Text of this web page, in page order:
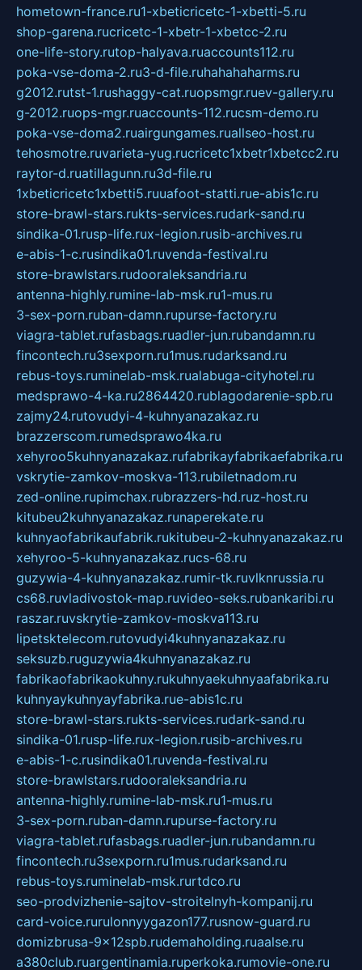
hometown-france.ru1-xbeticricetc-1-xbetti-5.ru
shop-garena.rucricetc-1-xbetr-1-xbetcc-2.ru
one-life-story.rutop-halyava.ruaccounts112.ru
poka-vse-doma-2.ru3-d-file.ruhahahaharms.ru
g2012.rutst-1.rushaggy-cat.ruopsmgr.ruev-gallery.ru
g-2012.ruops-mgr.ruaccounts-112.rucsm-demo.ru
poka-vse-doma2.ruairgungames.ruallseo-host.ru
tehosmotre.ruvarieta-yug.rucricetc1xbetr1xbetcc2.ru
raytor-d.ruatillagunn.ru3d-file.ru
1xbeticricetc1xbetti5.ruuafoot-statti.rue-abis1c.ru
store-brawl-stars.rukts-services.rudark-sand.ru
sindika-01.rusp-life.rux-legion.rusib-archives.ru
e-abis-1-c.rusindika01.ruvenda-festival.ru
store-brawlstars.rudooraleksandria.ru
antenna-highly.rumine-lab-msk.ru1-mus.ru
3-sex-porn.ruban-damn.rupurse-factory.ru
viagra-tablet.rufasbags.ruadler-jun.rubandamn.ru
fincontech.ru3sexporn.ru1mus.rudarksand.ru
rebus-toys.ruminelab-msk.rualabuga-cityhotel.ru
medsprawo-4-ka.ru2864420.rublagodarenie-spb.ru
zajmy24.rutovudyi-4-kuhnyanazakaz.ru
brazzerscom.rumedsprawo4ka.ru
xehyroo5kuhnyanazakaz.rufabrikayfabrikaefabrika.ru
vskrytie-zamkov-moskva-113.rubiletnadom.ru
zed-online.rupimchax.rubrazzers-hd.ruz-host.ru
kitubeu2kuhnyanazakaz.runaperekate.ru
kuhnyaofabrikaufabrik.rukitubeu-2-kuhnyanazakaz.ru
xehyroo-5-kuhnyanazakaz.rucs-68.ru
guzywia-4-kuhnyanazakaz.rumir-tk.ruvlknrussia.ru
cs68.ruvladivostok-map.ruvideo-seks.rubankaribi.ru
raszar.ruvskrytie-zamkov-moskva113.ru
lipetsktelecom.rutovudyi4kuhnyanazakaz.ru
seksuzb.ruguzywia4kuhnyanazakaz.ru
fabrikaofabrikaokuhny.rukuhnyaekuhnyaafabrika.ru
kuhnyaykuhnyayfabrika.rue-abis1c.ru
store-brawl-stars.rukts-services.rudark-sand.ru
sindika-01.rusp-life.rux-legion.rusib-archives.ru
e-abis-1-c.rusindika01.ruvenda-festival.ru
store-brawlstars.rudooraleksandria.ru
antenna-highly.rumine-lab-msk.ru1-mus.ru
3-sex-porn.ruban-damn.rupurse-factory.ru
viagra-tablet.rufasbags.ruadler-jun.rubandamn.ru
fincontech.ru3sexporn.ru1mus.rudarksand.ru
rebus-toys.ruminelab-msk.rurtdco.ru
seo-prodvizhenie-sajtov-stroitelnyh-kompanij.ru
card-voice.rurulonnyygazon177.rusnow-guard.ru
domizbrusa-9x12spb.rudemaholding.ruaalse.ru
a380club.ruargentinamia.ruperkoka.rumovie-one.ru